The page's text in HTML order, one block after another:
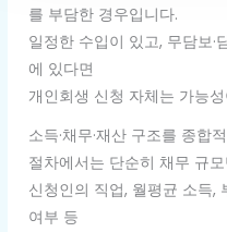
를 부담한 경우입니다.
일정한 수입이 있고, 무담보
에 있다면
개인회생 신청 자체는 가능
소득·채무·재산 구조를 종합
절차에서는 단순히 채무 규
신청인의 직업, 월평균 소득,
여부 등